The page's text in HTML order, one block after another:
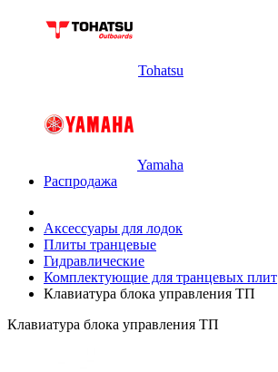
Tohatsu
Yamaha
Распродажа
Аксессуары для лодок
Плиты транцевые
Гидравлические
Комплектующие для транцевых плит
Клавиатура блока управления ТП
Клавиатура блока управления ТП